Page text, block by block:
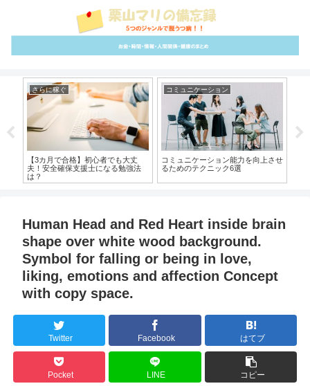
さらに稼ぐ
【3カ月で合格】初心者でも大丈
夫！安全確保支援士になる勉強法
は？
コミュニケーション
コミュニケーション能力を向上させ
るためのテクニック6選
Human Head and Red Heart inside brain
shape over white wood background.
Symbol for falling or being in love,
liking, emotions and affection Concept
with copy space.
Twitter Facebook はてブ
Pocket LINE コピー